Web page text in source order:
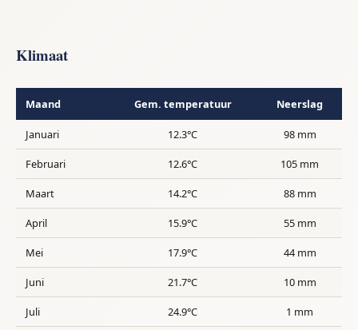
Klimaat
Maand Gem. temperatuur Neerslag
Januari 12.3°C 98 mm
Februari 12.6°C 105 mm
Maart 14.2°C 88 mm
April 15.9°C 55 mm
Mei 17.9°C 44 mm
Juni 21.7°C 10 mm
Juli 24.9°C 1 mm